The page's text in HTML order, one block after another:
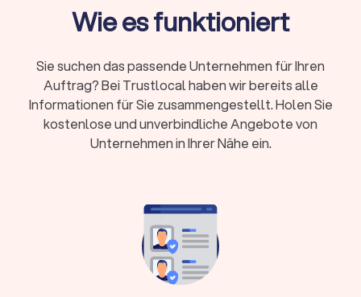
Steuerberaterkammer ist Pflicht, Fachberater-
Titel zeigen Spezialisierung
Vorteile – persönlicher Kontakt oder flexible
digitale Zusammenarbeit
Erstgespräch:Viele Kanzleien bieten 15-20
Minuten kostenlos an
Wann brauche ich überhaupt einen
Nicht in jeder Situation ist ein Steuerberater zwingend
erforderlich. Für einfache Arbeitnehmer-Steuererklärungen
ohne Zusatzeinkünfte reicht oft die Software ELSTER oder
Wie es funktioniert
Sie suchen das passende Unternehmen für Ihren
Auftrag? Bei Trustlocal haben wir bereits alle
Informationen für Sie zusammengestellt. Holen Sie
kostenlose und unverbindliche Angebote von
Unternehmen in Ihrer Nähe ein.